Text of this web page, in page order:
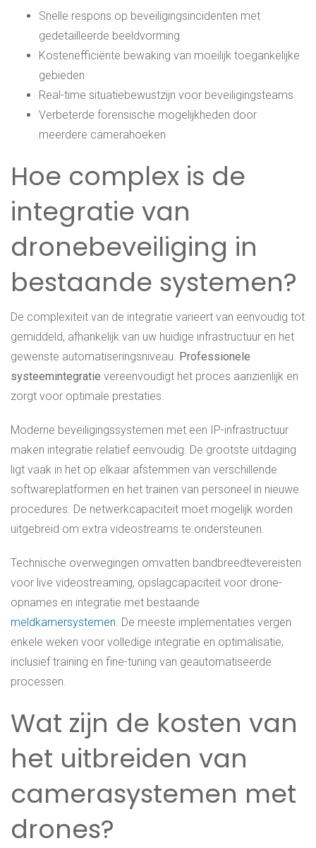
Snelle respons op beveiligingsincidenten met
gedetailleerde beeldvorming
Kostenefficiënte bewaking van moeilijk toegankelijke
gebieden
Real-time situatiebewustzijn voor beveiligingsteams
Verbeterde forensische mogelijkheden door
meerdere camerahoeken
Hoe complex is de
integratie van
dronebeveiliging in
bestaande systemen?
De complexiteit van de integratie varieert van eenvoudig tot
gemiddeld, afhankelijk van uw huidige infrastructuur en het
gewenste automatiseringsniveau. Professionele
systeemintegratie vereenvoudigt het proces aanzienlijk en
zorgt voor optimale prestaties.
Moderne beveiligingssystemen met een IP-infrastructuur
maken integratie relatief eenvoudig. De grootste uitdaging
ligt vaak in het op elkaar afstemmen van verschillende
softwareplatformen en het trainen van personeel in nieuwe
procedures. De netwerkcapaciteit moet mogelijk worden
uitgebreid om extra videostreams te ondersteunen.
Technische overwegingen omvatten bandbreedtevereisten
voor live videostreaming, opslagcapaciteit voor drone-
opnames en integratie met bestaande
meldkamersystemen . De meeste implementaties vergen
enkele weken voor volledige integratie en optimalisatie,
inclusief training en fine-tuning van geautomatiseerde
processen.
Wat zijn de kosten van
het uitbreiden van
camerasystemen met
drones?